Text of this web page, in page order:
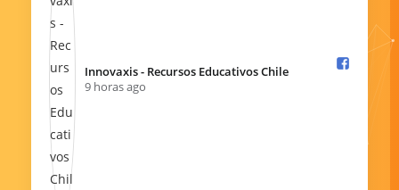
Innovaxis - Recursos Educativos Chile️
9 horas ago